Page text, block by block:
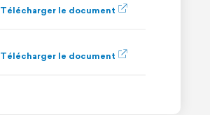
Télécharger le document
Télécharger le document